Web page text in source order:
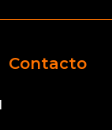
Contacto